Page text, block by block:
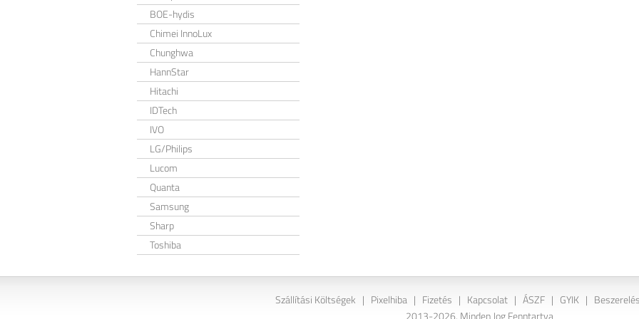
BOE-hydis
Chimei InnoLux
Chunghwa
HannStar
Hitachi
IDTech
IVO
LG/Philips
Lucom
Quanta
Samsung
Sharp
Toshiba
Szállítási Költségek | Pixelhiba | Fizetés | Kapcsolat | ÁSZF | GYIK |
2013-2026. Minden Jog Fenntartva